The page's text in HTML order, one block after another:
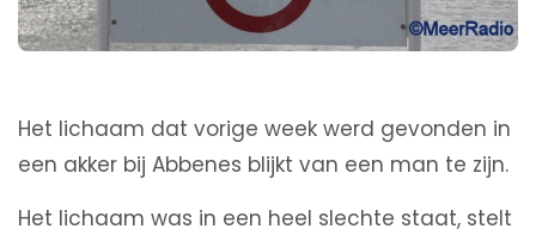
Het lichaam dat vorige week werd gevonden in
een akker bij Abbenes blijkt van een man te zijn.
Het lichaam was in een heel slechte staat, stelt